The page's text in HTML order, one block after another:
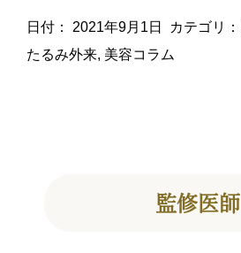
日付： 2021年9月1日 カテゴリ：
たるみ外来, 美容コラム
監修医師